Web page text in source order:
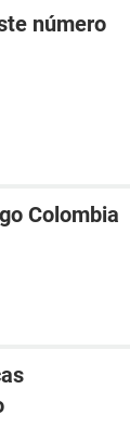
número
Colombia